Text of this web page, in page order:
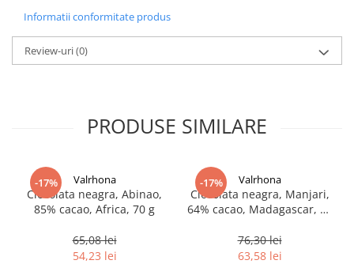
Informatii conformitate produs
Review-uri(0)
PRODUSE SIMILARE
-17% Valrhona
Ciocolata neagra, Abinao,
85% cacao, Africa, 70 g
65,08 lei
54,23 lei
-17% Valrhona
Ciocolata neagra, Manjari,
64% cacao, Madagascar, 70
76,30 lei
63,58 lei